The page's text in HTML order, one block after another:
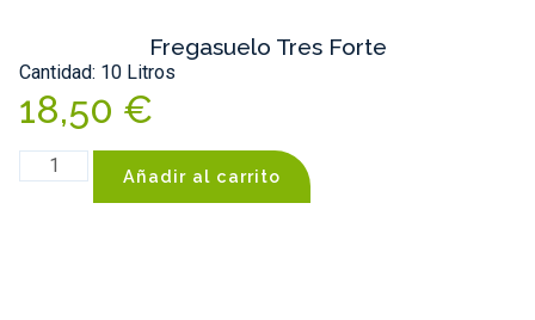
Fregasuelo Tres Forte
Cantidad: 10 Litros
18,50 €
Añadir al carrito